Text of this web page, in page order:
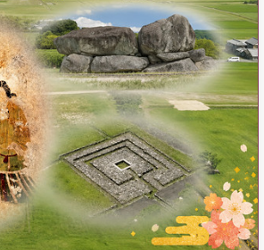
奈良県政